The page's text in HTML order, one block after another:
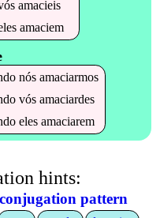
amacieis
amaciem
nósamaciarmos
vósamaciardes
elesamaciarem
hints:
pattern